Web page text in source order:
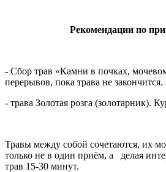
Рекомендации по
- Сбор трав «Камни в почках,
перерывов, пока трава не закончится.
- трава Золотая розга (золотарник).
Травы между собой сочетаются, их
только не в один приём, а делая
трав 15-30 минут.